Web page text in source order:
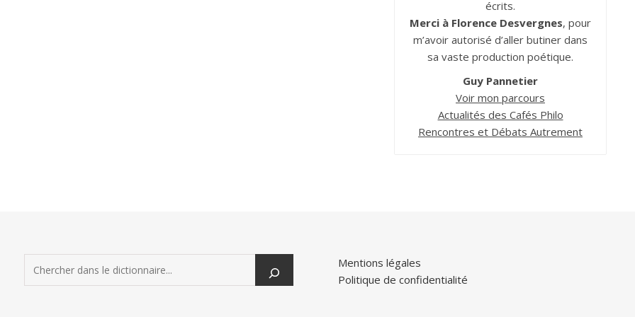
écrits.
Merci à Florence Desvergnes, pour
m’avoir autorisé d’aller butiner dans
sa vaste production poétique.
Guy Pannetier
Voir mon parcours
Actualités des Cafés Philo
Rencontres et Débats Autrement
Mentions légales
Politique de confidentialité